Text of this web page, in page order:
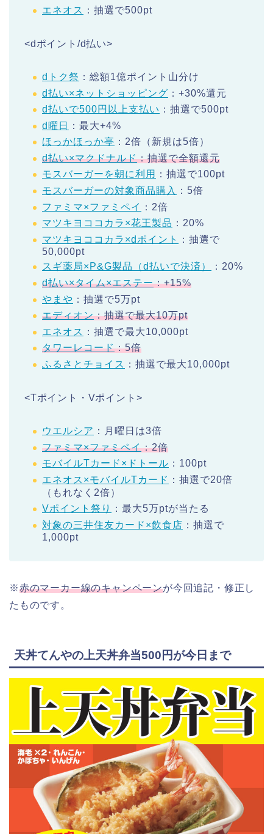
エネオス ：抽選で500pt
<dポイント/d払い>
dトク祭 ：総額1億ポイント山分け
d払い×ネットショッピング ：+30%還元
d払いで500円以上支払い ：抽選で500pt
d曜日
：最大+4%
ほっかほっか亭 ：2倍（新規は5倍）
d払い×マクドナルド：抽選で全額還元
モスバーガーを朝に利用
：抽選で100pt
モスバーガーの対象商品購入
：5倍
ファミマ×ファミペイ
：2倍
マツキヨココカラ×花王製品 ：20%
マツキヨココカラ×dポイント
：抽選で
50,000pt
スギ薬局×P&G製品（d払いで決済）
：20%
d払い×タイム×エステー：+15%
やまや ：抽選で5万pt
エディオン：抽選で最大10万pt
エネオス ：抽選で最大10,000pt
タワーレコード：5倍
ふるさとチョイス ：抽選で最大10,000pt
<Tポイント・Vポイント>
ウエルシア ：月曜日は3倍
ファミマ×ファミペイ：2倍
モバイルTカード×ドトール ：100pt
エネオス×モバイルTカード ：抽選で20倍
（もれなく2倍）
Vポイント祭り
：最大5万ptが当たる
対象の三井住友カード×飲食店 ：抽選で
1,000pt
※赤のマーカー線のキャンペーンが今回追記・修正し
たものです。
天丼てんやの上天丼弁当500円が今日まで